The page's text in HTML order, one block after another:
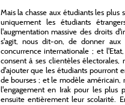
Mais la chasse aux étudiants les
uniquement les étudiants
l'augmentation massive des droits
s'agit, nous dit-on, de donner aux
concurrence internationale ; et
consent à ses clientèles
d'ajouter que les étudiants pourront
de bourses ; et le modèle américain,
l'engagement en Irak pour les plus
ensuite entièrement leur scolarité.